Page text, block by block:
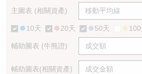
主圖表 (相關資產)
10天 20天 50天
輔助圖表 (牛熊證)
輔助圖表(相關資產)